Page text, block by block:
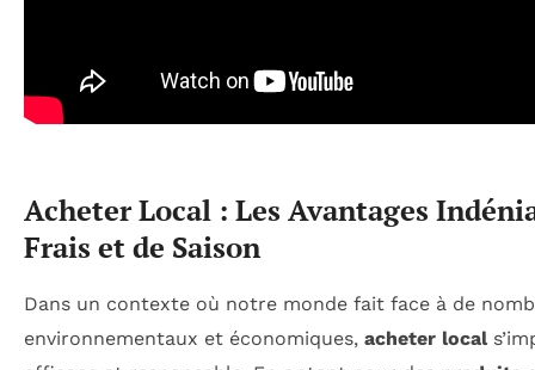
Acheter Local : Les Avantages
Frais et de Saison
Dans un contexte où notre monde fait face à de
environnementaux et économiques, acheter local